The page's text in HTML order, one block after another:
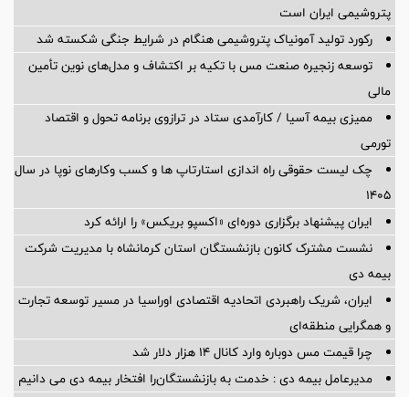
پتروشیمی ایران است
رکورد تولید آمونیاک پتروشیمی هنگام در شرایط جنگی شکسته شد
توسعه زنجیره صنعت مس با تکیه بر اکتشاف و مدل‌های نوین تأمین
مالی
ممیزی بیمه آسیا / کارآمدی ستاد در ترازوی برنامه تحول و اقتصاد
تورمی
چک لیست حقوقی راه اندازی استارتاپ ها و کسب وکارهای نوپا در سال
۱۴۰۵
ایران پیشنهاد برگزاری دوره‌ای «اکسپو بریکس» را ارائه کرد
نشست مشترک کانون بازنشستگان استان کرمانشاه با مدیریت شرکت
بیمه دی
ایران، شریک راهبردی اتحادیه اقتصادی اوراسیا در مسیر توسعه تجارت
و همگرایی منطقه‌ای
چرا قیمت مس دوباره وارد کانال ۱۴ هزار دلار شد
مدیرعامل بیمه دی : خدمت به بازنشستگان‌را افتخار بیمه دی می دانیم